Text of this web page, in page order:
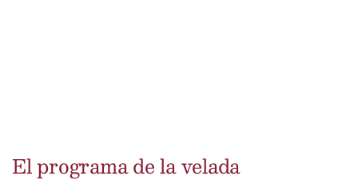
El programa de la velada